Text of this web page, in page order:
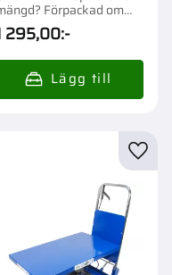
Förpackad om
27 st.
295,00:-